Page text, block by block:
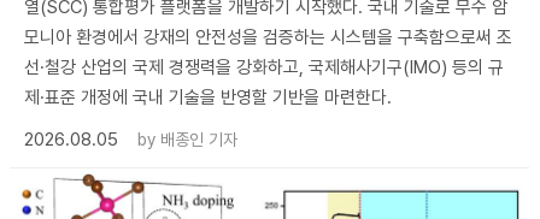
열(SCC) 통합평가 플랫폼을 개발하기 시작했다. 국내 기술로 무수 암
모니아 환경에서 강재의 안전성을 검증하는 시스템을 구축함으로써 조
선·철강 산업의 국제 경쟁력을 강화하고, 국제해사기구(IMO) 등의 규
제·표준 개정에 국내 기술을 반영할 기반을 마련한다.
2026.08.05
by 배종인 기자